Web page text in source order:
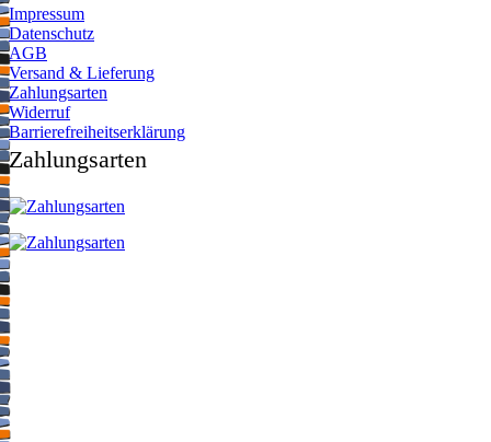
Impressum
Datenschutz
AGB
Versand & Lieferung
Zahlungsarten
Widerruf
Barrierefreiheitserklärung
Zahlungsarten